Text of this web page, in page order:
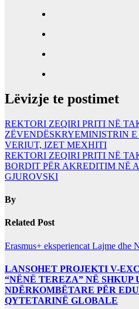
Lëvizje te postimet
REKTORI ZEQIRI PRITI NË
ZËVENDËSKRYEMINISTRIN
VERIUT, IZET MEXHITI
REKTORI ZEQIRI PRITI NË
BORDIT PËR AKREDITIM NË
GJUROVSKI
By
Related Post
Erasmus+ eksperiencat Lajme dhe
LANSOHET PROJEKTI V-
“NËNË TEREZA” NË SHKUP
NDËRKOMBËTARE PËR
QYTETARINË GLOBALE